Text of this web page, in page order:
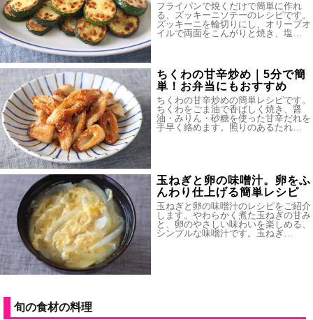
フライパンで焼くだけで簡単に作れ
る、ズッキーニソテーのレシピです。
ズッキーニを輪切りにし、オリーブオ
イルで両面をこんがりと焼き、塩…
ちくわの甘辛炒め｜5分で簡
単！お弁当にもおすすめ
ちくわの甘辛炒めの簡単レシピです。
ちくわをごま油で香ばしく焼き、醤
油・みりん・砂糖を使った甘辛だれを
手早く絡めます。照りのあるたれ…
玉ねぎと卵の味噌汁。卵をふ
んわり仕上げる簡単レシピ
玉ねぎと卵の味噌汁のレシピをご紹介
します。やわらかく煮た玉ねぎの甘み
と、卵のやさしい味わいを楽しめる、
シンプルな味噌汁です。玉ねぎ…
旬の食材の料理